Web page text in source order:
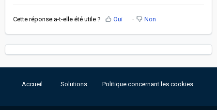
Cette réponse a-t-elle été utile ? Oui Non
Accueil Solutions Politique concernant les cookies